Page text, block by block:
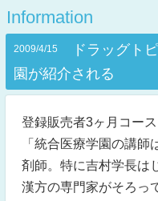
Information
2009/4/15
ドラッグト
園が紹介される
登録販売者3ヶ月コー
「統合医療学園の講
剤師。特に吉村学長は
漢方の専門家がそろっ